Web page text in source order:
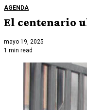
AGENDA
El centenario
mayo 19, 2025
1 min read